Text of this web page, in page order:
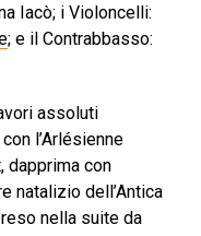
Iacò; i Violoncelli:
; e il Contrabbasso:
assoluti
l’Arlésienne
dapprima con
natalizio dell’Antica
nella suite da